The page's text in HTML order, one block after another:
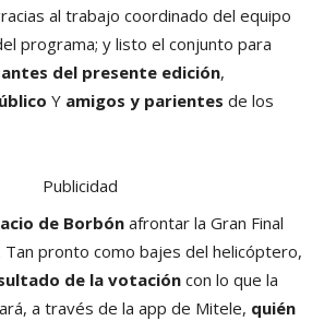
al trabajo coordinado del equipo
programa; y listo el conjunto para
del presente edición,
Y amigos y parientes de los
Publicidad
de Borbón afrontar la Gran Final
Tan pronto como bajes del helicóptero,
de la votación con lo que la
a través de la app de Mitele, quién